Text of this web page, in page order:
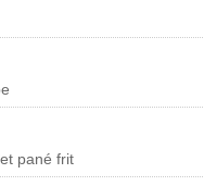
pané frit